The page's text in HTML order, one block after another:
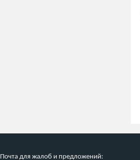
Почта для жалоб и предложений: